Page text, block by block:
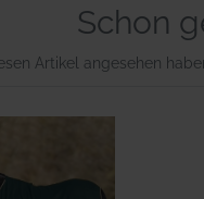
Schon
Artikel angesehen